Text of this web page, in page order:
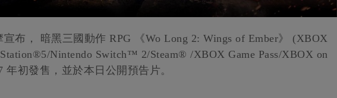
布， 暗黑三國動作 RPG 《Wo Long 2: Wings of Ember》 (XBOX
Nintendo Switch™ 2/Steam® /XBOX Game Pass/XBOX on
年初發售，並於本日公開預告片。